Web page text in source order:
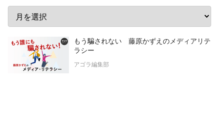
もう騙されない 藤原かずえのメディアリテ
ラシー
アゴラ編集部